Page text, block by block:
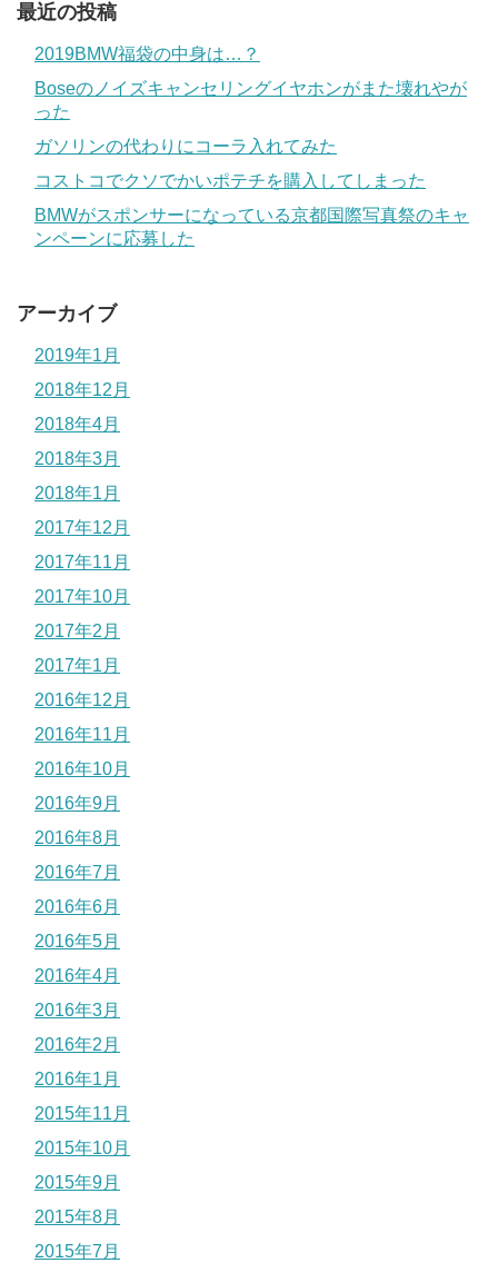
最近の投稿
2019BMW福袋の中身は…？
Boseのノイズキャンセリングイヤホンがまた壊れやが
った
ガソリンの代わりにコーラ入れてみた
コストコでクソでかいポテチを購入してしまった
BMWがスポンサーになっている京都国際写真祭のキャ
ンペーンに応募した
アーカイブ
2019年1月
2018年12月
2018年4月
2018年3月
2018年1月
2017年12月
2017年11月
2017年10月
2017年2月
2017年1月
2016年12月
2016年11月
2016年10月
2016年9月
2016年8月
2016年7月
2016年6月
2016年5月
2016年4月
2016年3月
2016年2月
2016年1月
2015年11月
2015年10月
2015年9月
2015年8月
2015年7月